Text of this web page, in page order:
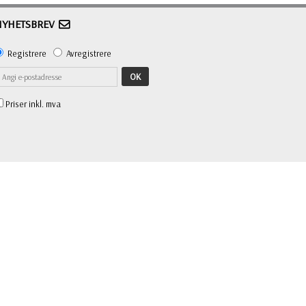
Registrere Avregistrere
OK
Priser inkl. mva